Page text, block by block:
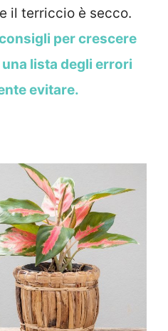
il terriccio è secco.
per crescere
lista degli errori
evitare.